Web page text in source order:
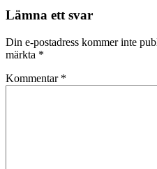
Lämna ett svar
Din e-postadress kommer inte
märkta *
Kommentar *